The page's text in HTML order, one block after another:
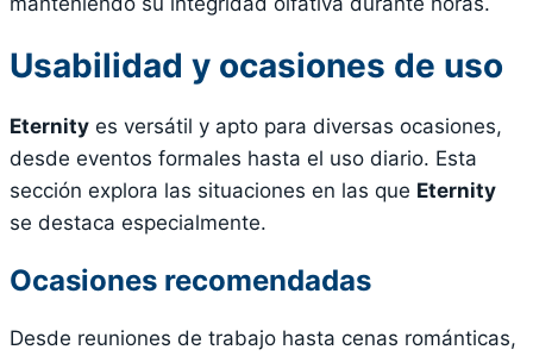
Usabilidad y ocasiones de uso
Eternity es versátil y apto para diversas ocasiones,
desde eventos formales hasta el uso diario. Esta
sección explora las situaciones en las que Eternity
se destaca especialmente.
Ocasiones recomendadas
Desde reuniones de trabajo hasta cenas románticas,